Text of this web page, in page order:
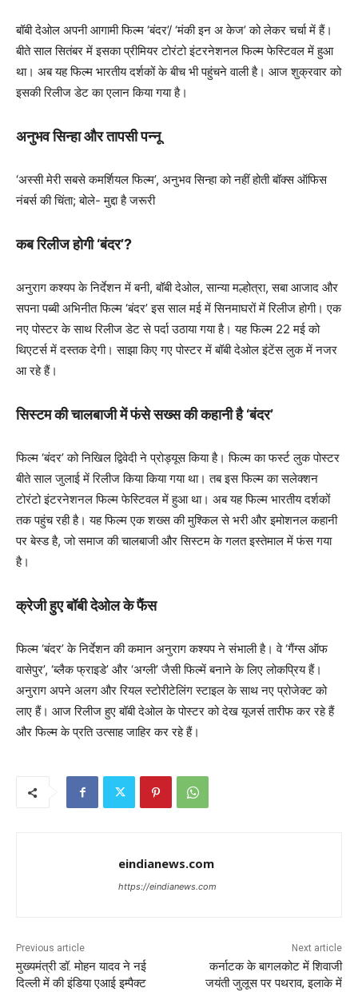
बॉबी देओल अपनी आगामी फिल्म ‘बंदर’/ ‘मंकी इन अ केज’ को लेकर चर्चा में हैं।
बीते साल सितंबर में इसका प्रीमियर टोरंटो इंटरनेशनल फिल्म फेस्टिवल में हुआ
था। अब यह फिल्म भारतीय दर्शकों के बीच भी पहुंचने वाली है। आज शुक्रवार को
इसकी रिलीज डेट का एलान किया गया है।
अनुभव सिन्हा और तापसी पन्नू
‘अस्सी मेरी सबसे कमर्शियल फिल्म’, अनुभव सिन्हा को नहीं होती बॉक्स ऑफिस
नंबर्स की चिंता; बोले- मुद्दा है जरूरी
कब रिलीज होगी ‘बंदर’?
अनुराग कश्यप के निर्देशन में बनी, बॉबी देओल, सान्या मल्होत्रा, सबा आजाद और
सपना पब्बी अभिनीत फिल्म ‘बंदर’ इस साल मई में सिनमाघरों में रिलीज होगी। एक
नए पोस्टर के साथ रिलीज डेट से पर्दा उठाया गया है। यह फिल्म 22 मई को
थिएटर्स में दस्तक देगी। साझा किए गए पोस्टर में बॉबी देओल इंटेंस लुक में नजर
आ रहे हैं।
सिस्टम की चालबाजी में फंसे सख्स की कहानी है ‘बंदर’
फिल्म ‘बंदर’ को निखिल द्विवेदी ने प्रोड्यूस किया है। फिल्म का फर्स्ट लुक पोस्टर
बीते साल जुलाई में रिलीज किया किया गया था। तब इस फिल्म का सलेक्शन
टोरंटो इंटरनेशनल फिल्म फेस्टिवल में हुआ था। अब यह फिल्म भारतीय दर्शकों
तक पहुंच रही है। यह फिल्म एक शख्स की मुश्किल से भरी और इमोशनल कहानी
पर बेस्ड है, जो समाज की चालबाजी और सिस्टम के गलत इस्तेमाल में फंस गया
है।
क्रेजी हुए बॉबी देओल के फैंस
फिल्म ‘बंदर’ के निर्देशन की कमान अनुराग कश्यप ने संभाली है। वे ‘गैंग्स ऑफ
वासेपुर’, ‘ब्लैक फ्राइडे’ और ‘अग्ली’ जैसी फिल्में बनाने के लिए लोकप्रिय हैं।
अनुराग अपने अलग और रियल स्टोरीटेलिंग स्टाइल के साथ नए प्रोजेक्ट को
लाए हैं। आज रिलीज हुए बॉबी देओल के पोस्टर को देख यूजर्स तारीफ कर रहे हैं
और फिल्म के प्रति उत्साह जाहिर कर रहे हैं।
eindianews.com
https://eindianews.com
Previous article
मुख्यमंत्री डॉ. मोहन यादव ने नई
दिल्ली में की इंडिया एआई इम्पैक्ट
Next article
कर्नाटक के बागलकोट में शिवाजी
जयंती जुलूस पर पथराव, इलाके में